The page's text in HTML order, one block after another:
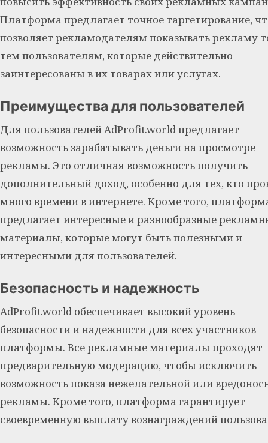
Платформа предлагает точное таргетирование,
позволяет рекламодателям показывать рекламу
тем пользователям, которые действительно
заинтересованы в их товарах или услугах.
Преимущества для пользователей
Для пользователей AdProfit.world предлагает
возможность зарабатывать деньги на просмотре
рекламы. Это отличная возможность получить
дополнительный доход, особенно для тех, кто
много времени в интернете. Кроме того,
предлагает интересные и разнообразные
материалы, которые могут быть полезными и
интересными для пользователей.
Безопасность и надежность
AdProfit.world обеспечивает высокий уровень
безопасности и надежности для всех участников
платформы. Все рекламные материалы проходят
предварительную модерацию, чтобы исключить
возможность показа нежелательной или
рекламы. Кроме того, платформа гарантирует
своевременную выплату вознаграждений